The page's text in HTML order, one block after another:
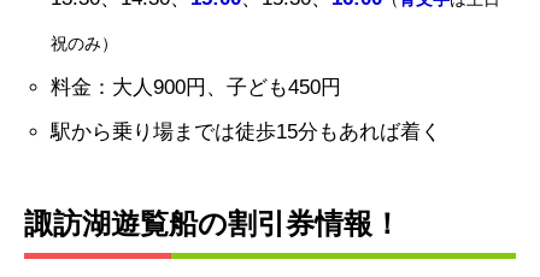
祝のみ）
料金：大人900円、子ども450円
駅から乗り場までは徒歩15分もあれば着く
諏訪湖遊覧船の割引券情報！